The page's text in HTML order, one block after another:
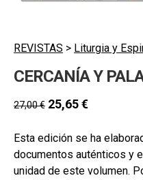
REVISTAS > Liturgia y
CERCANÍA Y
27,00€ 25,65€
Esta edición se ha
documentos auténticos y
unidad de este volumen.